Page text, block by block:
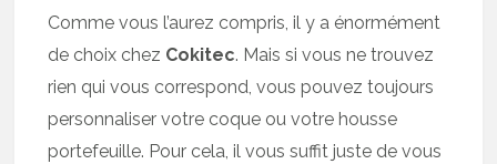
Comme vous l’aurez compris, il y a énormément
de choix chez Cokitec. Mais si vous ne trouvez
rien qui vous correspond, vous pouvez toujours
personnaliser votre coque ou votre housse
portefeuille. Pour cela, il vous suffit juste de vous